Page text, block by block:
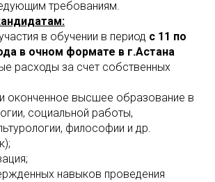
требованиям.
в обучении в период с 11 по
в очном формате в г.Астана
расходы за счет собственных
оконченное высшее образование в
социальной работы,
философии и др.
навыков проведения